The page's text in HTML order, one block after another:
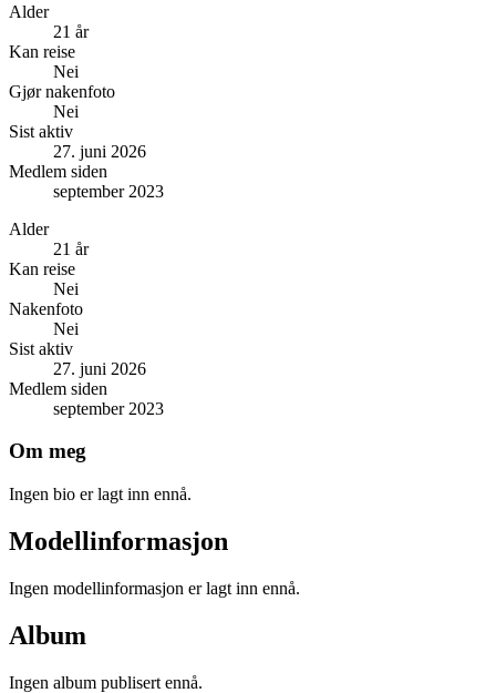
Alder
21 år
Kan reise
Nei
Gjør nakenfoto
Nei
Sist aktiv
27. juni 2026
Medlem siden
september 2023
Alder
21 år
Kan reise
Nei
Nakenfoto
Nei
Sist aktiv
27. juni 2026
Medlem siden
september 2023
Om meg
Ingen bio er lagt inn ennå.
Modellinformasjon
Ingen modellinformasjon er lagt inn ennå.
Album
Ingen album publisert ennå.